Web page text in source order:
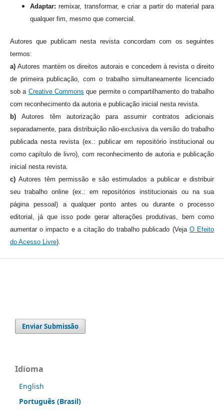
Adaptar: remixar, transformar, e criar a partir do material para
qualquer fim, mesmo que comercial.
Autores que publicam nesta revista concordam com os seguintes
termos:
a)Autores mantém os direitos autorais e concedem à revista o direito
de primeira publicação, com o trabalho simultaneamente licenciado
sob a Creative Commons que permite o compartilhamento do trabalho
com reconhecimento da autoria e publicação inicial nesta revista.
b)Autores têm autorização para assumir contratos adicionais
separadamente, para distribuição não-exclusiva da versão do trabalho
publicada nesta revista (ex.: publicar em repositório institucional ou
como capítulo de livro), com reconhecimento de autoria e publicação
inicial nesta revista.
c)Autores têm permissão e são estimulados a publicar e distribuir
seu trabalho online (ex.: em repositórios institucionais ou na sua
página pessoal) a qualquer ponto antes ou durante o processo
editorial, já que isso pode gerar alterações produtivas, bem como
aumentar o impacto e a citação do trabalho publicado (Veja O Efeito
do Acesso Livre).
Enviar Submissão
Idioma
English
Português (Brasil)